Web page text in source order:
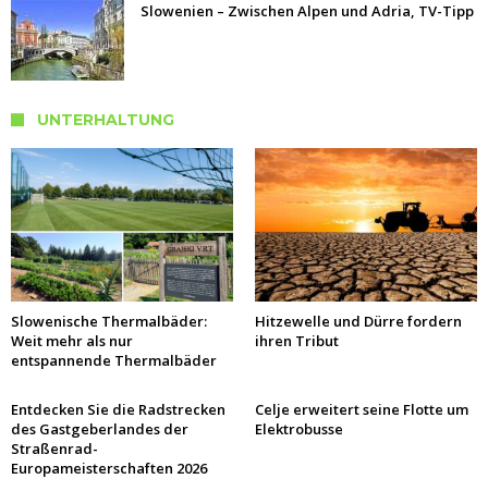
Slowenien – Zwischen Alpen und Adria, TV-Tipp
UNTERHALTUNG
Slowenische Thermalbäder:
Weit mehr als nur
entspannende Thermalbäder
Hitzewelle und Dürre fordern
ihren Tribut
Entdecken Sie die Radstrecken
des Gastgeberlandes der
Straßenrad-
Europameisterschaften 2026
Celje erweitert seine Flotte um
Elektrobusse